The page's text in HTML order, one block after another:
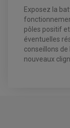
KIT
KIT
LEVIER DE
LEVIER
OPTIQUE
PÉDALE DE
REPOSE
PARTIE
LEVIER DE
PIÈCE
GALET DE
Exposez la
pôles positif
éventuelles
conseillons
nouveaux